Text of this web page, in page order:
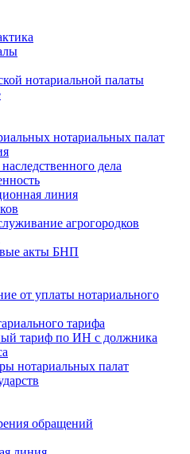
нотариальной палаты
нотариальных палат
дела
линия
агрогородков
акты БНП
от уплаты нотариального
тарифа
тариф по ИН с должника
нотариальных палат
обращений